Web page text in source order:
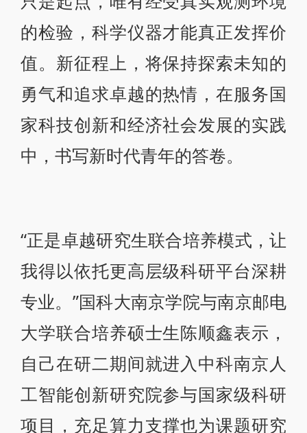
的检验，科学仪器才能真正发挥价
值。新征程上，将保持探索未知的
勇气和追求卓越的热情，在服务国
家科技创新和经济社会发展的实践
中，书写新时代青年的答卷。
“正是卓越研究生联合培养模式，让
我得以依托更高层级科研平台深耕
专业。”国科大南京学院与南京邮电
大学联合培养硕士生陈顺鑫表示，
自己在研二期间就进入中科南京人
工智能创新研究院参与国家级科研
项目，充足算力支撑也为课题研究